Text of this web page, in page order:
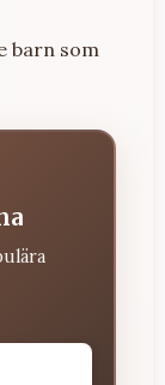
barn som